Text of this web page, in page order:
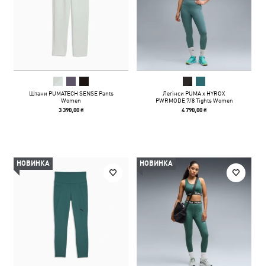
Штани PUMATECH SENSE Pants
Women
3 390,00 ₴
Легінси PUMA x HYROX
PWRMODE 7/8 Tights Women
4 790,00 ₴
НОВИНКА НОВИНКА